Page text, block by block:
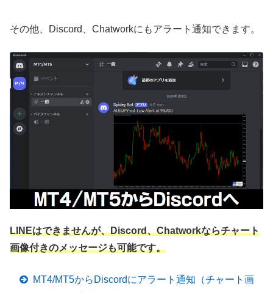
その他、Discord、Chatworkにもアラート通知できます。
LINEはできませんが、Discord、Chatworkならチャート
画像付きのメッセージも可能です。
MT4/MT5からDiscordにアラート通知（チャート画